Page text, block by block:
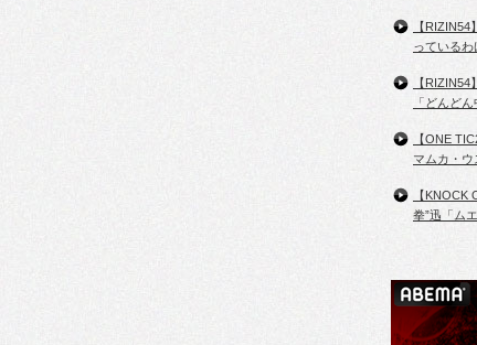
【
っているわ
【
「どんど
【ONE
マムカ・ウ
【KNOCK
拳”迅「ム